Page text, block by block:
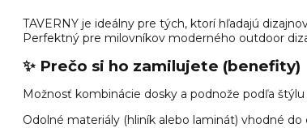
TAVERNY je ideálny pre tých, ktorí hľadajú
Perfektný pre milovníkov moderného outdoor
✨ Prečo si ho zamilujete (benefity)
Možnosť kombinácie dosky a podnože podľa štýlu
Odolné materiály (hliník alebo laminát) vhodné do